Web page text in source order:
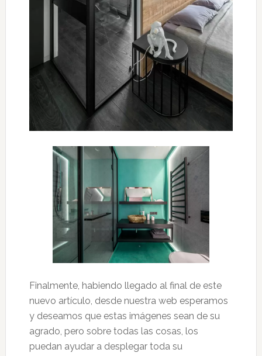
Finalmente, habiendo llegado al final de este
nuevo artículo, desde nuestra web esperamos
y deseamos que estas imágenes sean de su
agrado, pero sobre todas las cosas, los
puedan ayudar a desplegar toda su